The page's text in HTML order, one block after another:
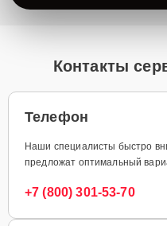
Контакты
Телефон
Наши специалисты быстро
предложат оптимальный
+7 (800) 301-53-70